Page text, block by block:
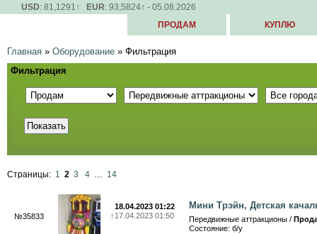
USD: 81,1291↑ EUR: 93,5824↑ - 05.08.2026
ПРОДАМ КУПЛЮ
Главная » Оборудование » Фильтрация
Фильтрация
Страницы: 1 2 3 4 14
№35833
18.04.2023 01:22
↑ 17.04.2023 01:50
Мини Трэйн, Детская
Передвижные аттракционы /
Состояние: б/у